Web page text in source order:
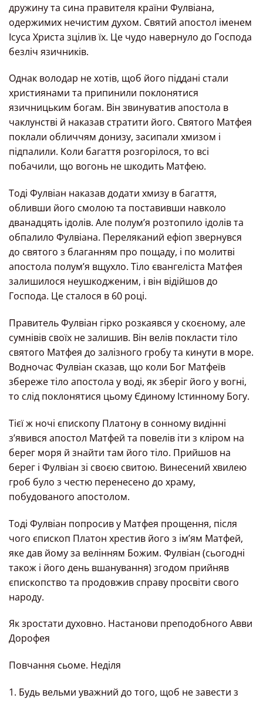
дружину та сина правителя країни Фулвіана,
одержимих нечистим духом. Святий апостол іменем
Ісуса Христа зцілив їх. Це чудо навернуло до Господа
безліч язичників.
Однак володар не хотів, щоб його піддані стали
християнами та припинили поклонятися
язичницьким богам. Він звинуватив апостола в
чаклунстві й наказав стратити його. Святого Матфея
поклали обличчям донизу, засипали хмизом і
підпалили. Коли багаття розгорілося, то всі
побачили, що вогонь не шкодить Матфею.
Тоді Фулвіан наказав додати хмизу в багаття,
обливши його смолою та поставивши навколо
дванадцять ідолів. Але полум’я розтопило ідолів та
обпалило Фулвіана. Переляканий ефіоп звернувся
до святого з благанням про пощаду, і по молитві
апостола полум’я вщухло. Тіло євангеліста Матфея
залишилося неушкодженим, і він відійшов до
Господа. Це сталося в 60 році.
Правитель Фулвіан гірко розкаявся у скоєному, але
сумнівів своїх не залишив. Він велів покласти тіло
святого Матфея до залізного гробу та кинути в море.
Водночас Фулвіан сказав, що коли Бог Матфеїв
збереже тіло апостола у воді, як зберіг його у вогні,
то слід поклонятися цьому Єдиному Істинному Богу.
Тієї ж ночі єпископу Платону в сонному видінні
з’явився апостол Матфей та повелів іти з кліром на
берег моря й знайти там його тіло. Прийшов на
берег і Фулвіан зі своєю свитою. Винесений хвилею
гроб було з честю перенесено до храму,
побудованого апостолом.
Тоді Фулвіан попросив у Матфея прощення, після
чого єпископ Платон хрестив його з ім’ям Матфей,
яке дав йому за велінням Божим. Фулвіан (сьогодні
також і його день вшанування) згодом прийняв
єпископство та продовжив справу просвіти свого
народу.
Як зростати духовно. Настанови преподобного Авви
Дорофея
Повчання сьоме. Неділя
1. Будь вельми уважний до того, щоб не завести з